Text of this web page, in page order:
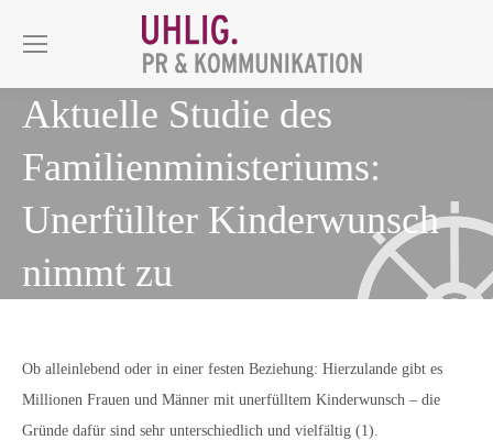
Aktuelle Studie des
Familienministeriums:
Unerfüllter Kinderwunsch
nimmt zu
Ob alleinlebend oder in einer festen Beziehung: Hierzulande gibt es
Millionen Frauen und Männer mit unerfülltem Kinderwunsch – die
Gründe dafür sind sehr unterschiedlich und vielfältig (1).